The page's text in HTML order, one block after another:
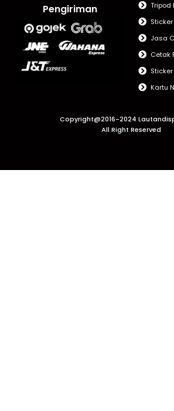
Pengiriman
Tripod
Jasa
Cetak
Kartu
Copyright@2016-2024
All Right Reserved